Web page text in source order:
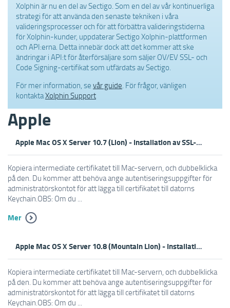
Xolphin är nu en del av Sectigo. Som en del av vår kontinuerliga
strategi för att använda den senaste tekniken i våra
valideringsprocesser och för att förbättra valideringstiderna
för Xolphin-kunder, uppdaterar Sectigo Xolphin-plattformen
och API:erna. Detta innebär dock att det kommer att ske
ändringar i API:t för återförsäljare som säljer OV/EV SSL- och
Code Signing-certifikat som utfärdats av Sectigo.
För mer information, se vår guide. För frågor, vänligen
kontaktaXolphin Support
Apple
Apple Mac OS X Server 10.7 (Lion) - Installation av SSL-Certifikat
Kopiera intermediate certifikatet till Mac-servern, och dubbelklicka
på den. Du kommer att behöva ange autentiseringsuppgifter för
administratörskontot för att lägga till certifikatet till datorns
Keychain.OBS: Om du ...
Mer
Apple Mac OS X Server 10.8 (Mountain Lion) - Installation av SSL-Certifikat
Kopiera intermediate certifikatet till Mac-servern, och dubbelklicka
på den. Du kommer att behöva ange autentiseringsuppgifter för
administratörskontot för att lägga till certifikatet till datorns
Keychain.OBS: Om du ...